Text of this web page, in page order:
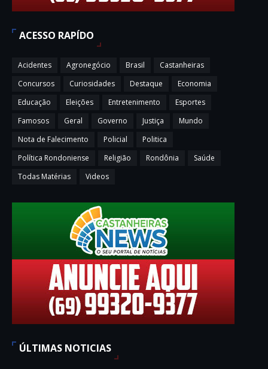
ACESSO RAPÍDO
Acidentes Agronegócio Brasil
Castanheiras
Concursos
Curiosidades Destaque
Economia
Educação
Eleições Entretenimento
Esportes
Famosos
Geral Governo Justiça
Mundo
Nota de Falecimento
Policial
Politica
Política Rondoniense
Religião Rondônia
Saúde
Todas Matérias
Videos
ÚLTIMAS NOTICIAS